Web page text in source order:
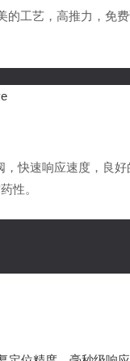
的工艺，高推力，免
，快速响应速度，良好
性。